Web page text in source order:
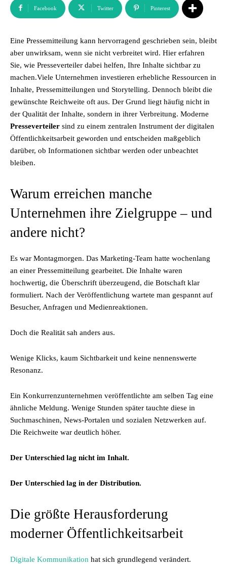
Facebook Twitter Pinterest
Eine Pressemitteilung kann hervorragend geschrieben sein, bleibt
aber unwirksam, wenn sie nicht verbreitet wird. Hier erfahren
Sie, wie Presseverteiler dabei helfen, Ihre Inhalte sichtbar zu
machen.Viele Unternehmen investieren erhebliche Ressourcen in
Inhalte, Pressemitteilungen und Storytelling. Dennoch bleibt die
gewünschte Reichweite oft aus. Der Grund liegt häufig nicht in
der Qualität der Inhalte, sondern in ihrer Verbreitung. Moderne
Presseverteiler sind zu einem zentralen Instrument der digitalen
Öffentlichkeitsarbeit geworden und entscheiden maßgeblich
darüber, ob Informationen sichtbar werden oder unbeachtet
bleiben.
Warum erreichen manche
Unternehmen ihre Zielgruppe – und
andere nicht?
Es war Montagmorgen. Das Marketing-Team hatte wochenlang
an einer Pressemitteilung gearbeitet. Die Inhalte waren
hochwertig, die Überschrift überzeugend, die Botschaft klar
formuliert. Nach der Veröffentlichung wartete man gespannt auf
Besucher, Anfragen und Medienreaktionen.
Doch die Realität sah anders aus.
Wenige Klicks, kaum Sichtbarkeit und keine nennenswerte
Resonanz.
Ein Konkurrenzunternehmen veröffentlichte am selben Tag eine
ähnliche Meldung. Wenige Stunden später tauchte diese in
Suchmaschinen, News-Portalen und sozialen Netzwerken auf.
Die Reichweite war deutlich höher.
Der Unterschied lag nicht im Inhalt.
Der Unterschied lag in der Distribution.
Die größte Herausforderung
moderner Öffentlichkeitsarbeit
Digitale Kommunikation hat sich grundlegend verändert.